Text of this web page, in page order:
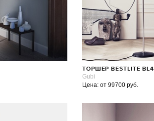
ТОРШЕР BESTLITE BL4
Gubi
Цена: от 99700 руб.